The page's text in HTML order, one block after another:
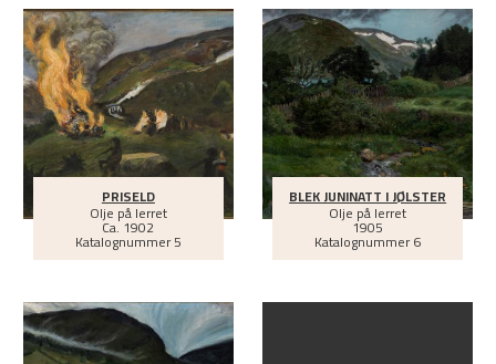
PRISELD
Olje på lerret
Ca.1902
Katalognummer 5
BLEK JUNINATT I JØLSTER
Olje på lerret
1905
Katalognummer 6